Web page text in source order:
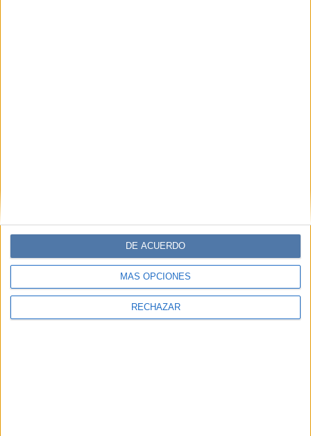
MÁS OPCIONES
RECHAZAR
DE ACUERDO